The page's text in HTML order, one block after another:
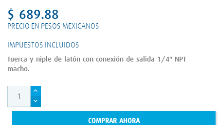
$ 689.88
PRECIO EN PESOS MEXICANOS
IMPUESTOS INCLUIDOS
Tuerca y niple de latón con conexión de salida 1/4" NPT
macho.
COMPRAR AHORA